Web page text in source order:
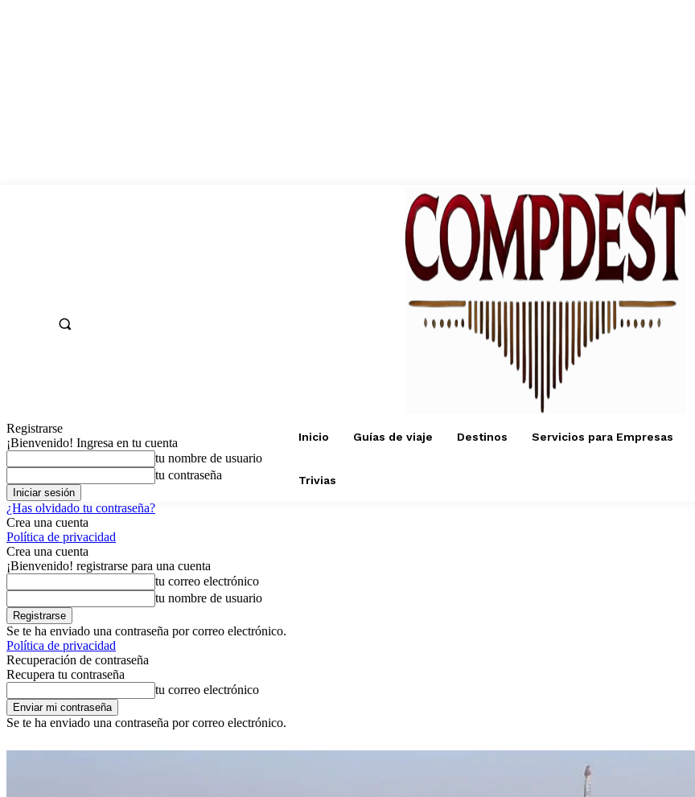
Inicio Guías de viaje Destinos Servicios para Empresas
Trivias
Registrarse
¡Bienvenido! Ingresa en tu cuenta
tu nombre de usuario
tu contraseña
¿Has olvidado tu contraseña?
Crea una cuenta
Política de privacidad
Crea una cuenta
¡Bienvenido! registrarse para una cuenta
tu correo electrónico
tu nombre de usuario
Se te ha enviado una contraseña por correo electrónico.
Política de privacidad
Recuperación de contraseña
Recupera tu contraseña
tu correo electrónico
Se te ha enviado una contraseña por correo electrónico.